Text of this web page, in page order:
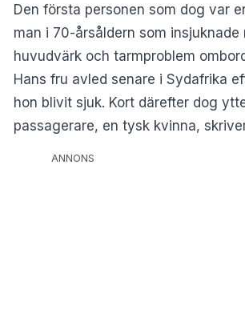
Den första personen som dog var
man i 70-årsåldern som insjuknade
huvudvärk och tarmproblem
Hans fru avled senare i Sydafrika
hon blivit sjuk. Kort därefter dog
passagerare, en tysk kvinna,
ANNONS